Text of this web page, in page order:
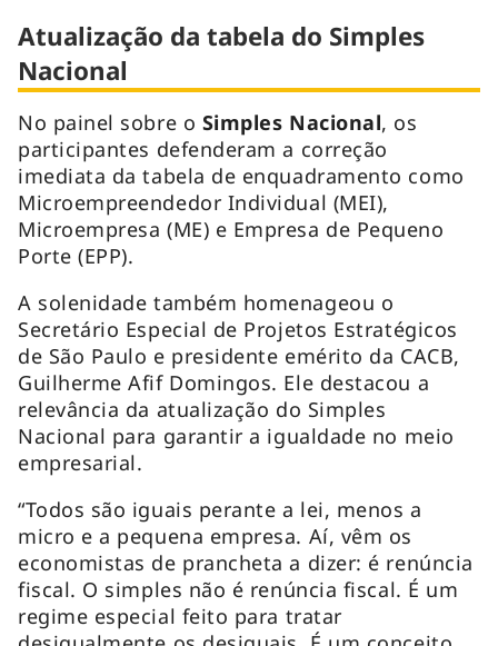
Atualização da tabela do Simples
Nacional
No painel sobre o Simples Nacional, os
participantes defenderam a correção
imediata da tabela de enquadramento como
Microempreendedor Individual (MEI),
Microempresa (ME) e Empresa de Pequeno
Porte (EPP).
A solenidade também homenageou o
Secretário Especial de Projetos Estratégicos
de São Paulo e presidente emérito da CACB,
Guilherme Afif Domingos. Ele destacou a
relevância da atualização do Simples
Nacional para garantir a igualdade no meio
empresarial.
“Todos são iguais perante a lei, menos a
micro e a pequena empresa. Aí, vêm os
economistas de prancheta a dizer: é renúncia
fiscal. O simples não é renúncia fiscal. É um
regime especial feito para tratar